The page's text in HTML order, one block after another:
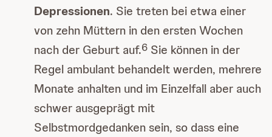
Depressionen. Sie treten bei etwa einer
von zehn Müttern in den ersten Wochen
nach der Geburt auf.6 Sie können in der
Regel ambulant behandelt werden, mehrere
Monate anhalten und im Einzelfall aber auch
schwer ausgeprägt mit
Selbstmordgedanken sein, so dass eine